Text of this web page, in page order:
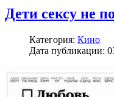
Дети сексу не
Категория: Кино
Дата публикации: